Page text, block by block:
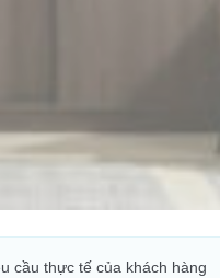
cầu thực tế của khách hàng